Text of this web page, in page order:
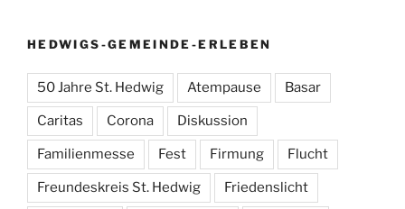
HEDWIGS-GEMEINDE-ERLEBEN
50 Jahre St. Hedwig Atempause Basar
Caritas Corona Diskussion
Familienmesse Fest Firmung Flucht
Freundeskreis St. Hedwig Friedenslicht